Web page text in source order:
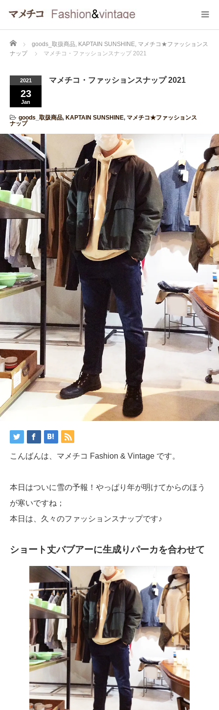
Home goods_取扱商品, KAPTAIN SUNSHINE, マメチコ★ファッションス
ナップ
マメチコ・ファッションスナップ 2021
2021
23
Jan
マメチコ・ファッションスナップ 2021
goods_取扱商品, KAPTAIN SUNSHINE, マメチコ★ファッションス
ナップ
こんばんは、マメチコ Fashion & Vintage です。
本日はついに雪の予報！やっぱり年が明けてからのほう
が寒いですね；
本日は、久々のファッションスナップです♪
ショート丈バブアーに生成りパーカを合わせて